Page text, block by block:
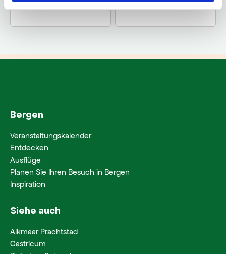
Bergen
Veranstaltungskalender
Entdecken
Ausflüge
Planen Sie Ihren Besuch in Bergen
Inspiration
Siehe auch
Alkmaar Prachtstad
Castricum